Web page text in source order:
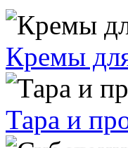
Кремы
Тара и